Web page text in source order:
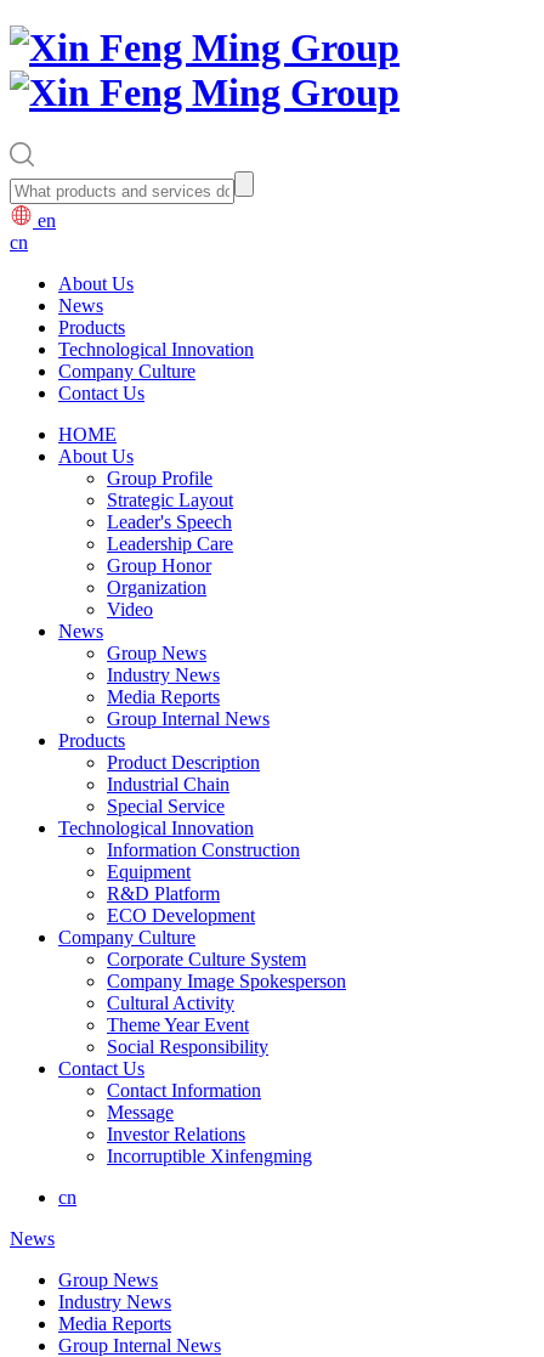
en
cn
About Us
News
Products
Technological Innovation
Company Culture
Contact Us
HOME
About Us
Group Profile
Strategic Layout
Leader's Speech
Leadership Care
Group Honor
Organization
Video
News
Group News
Industry News
Media Reports
Group Internal News
Products
Product Description
Industrial Chain
Special Service
Technological Innovation
Information Construction
Equipment
R&D Platform
ECO Development
Company Culture
Corporate Culture System
Company Image Spokesperson
Cultural Activity
Theme Year Event
Social Responsibility
Contact Us
Contact Information
Message
Investor Relations
Incorruptible Xinfengming
cn
News
Group News
Industry News
Media Reports
Group Internal News